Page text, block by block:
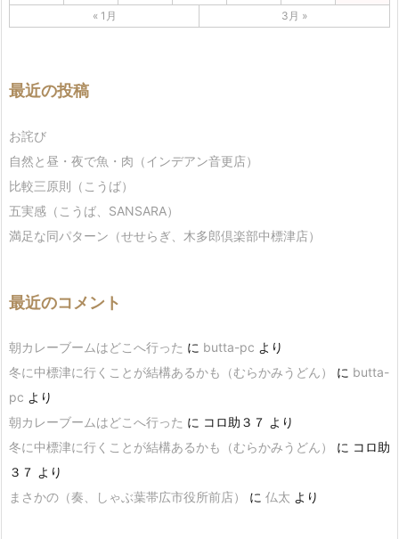
« 1月 3月 »
最近の投稿
お詫び
自然と昼・夜で魚・肉（インデアン音更店）
比較三原則（こうば）
五実感（こうば、SANSARA）
満足な同パターン（せせらぎ、木多郎倶楽部中標津店）
最近のコメント
朝カレーブームはどこへ行った に butta-pc より
冬に中標津に行くことが結構あるかも（むらかみうどん）
に butta-
pc より
朝カレーブームはどこへ行った に コロ助３７ より
冬に中標津に行くことが結構あるかも（むらかみうどん）
に コロ助
３７ より
まさかの（奏、しゃぶ葉帯広市役所前店）
に 仏太 より